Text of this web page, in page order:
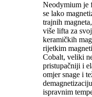
Neodymium je
se lako
trajnih
više lifta za
keramičkih
rijetkim
Cobalt, veliki
pristupačniji i
omjer snage i
ispravnim